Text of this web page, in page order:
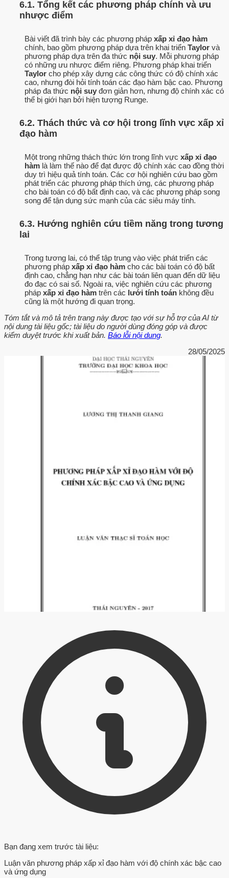
6.1. Tổng kết các phương pháp chính và ưu
nhược điểm
Bài viết đã trình bày các phương pháp xấp xỉ đạo hàm
chính, bao gồm phương pháp dựa trên khai triển Taylor và
phương pháp dựa trên đa thức nội suy. Mỗi phương pháp
có những ưu nhược điểm riêng. Phương pháp khai triển
Taylor cho phép xây dựng các công thức có độ chính xác
cao, nhưng đòi hỏi tính toán các đạo hàm bậc cao. Phương
pháp đa thức nội suy đơn giản hơn, nhưng độ chính xác có
thể bị giới hạn bởi hiện tượng Runge.
6.2. Thách thức và cơ hội trong lĩnh vực xấp xỉ
đạo hàm
Một trong những thách thức lớn trong lĩnh vực xấp xỉ đạo
hàm là làm thế nào để đạt được độ chính xác cao đồng thời
duy trì hiệu quả tính toán. Các cơ hội nghiên cứu bao gồm
phát triển các phương pháp thích ứng, các phương pháp
cho bài toán có độ bất định cao, và các phương pháp song
song để tận dụng sức mạnh của các siêu máy tính.
6.3. Hướng nghiên cứu tiềm năng trong tương
lai
Trong tương lai, có thể tập trung vào việc phát triển các
phương pháp xấp xỉ đạo hàm cho các bài toán có độ bất
định cao, chẳng hạn như các bài toán liên quan đến dữ liệu
đo đạc có sai số. Ngoài ra, việc nghiên cứu các phương
pháp xấp xỉ đạo hàm trên các lưới tính toán không đều
cũng là một hướng đi quan trọng.
Tóm tắt và mô tả trên trang này được tạo với sự hỗ trợ của AI từ
nội dung tài liệu gốc; tài liệu do người dùng đóng góp và được
kiểm duyệt trước khi xuất bản. Báo lỗi nội dung.
28/05/2025
Bạn đang xem trước tài liệu:
Luận văn phương pháp xấp xỉ đạo hàm với độ chính xác bậc cao
và ứng dụng